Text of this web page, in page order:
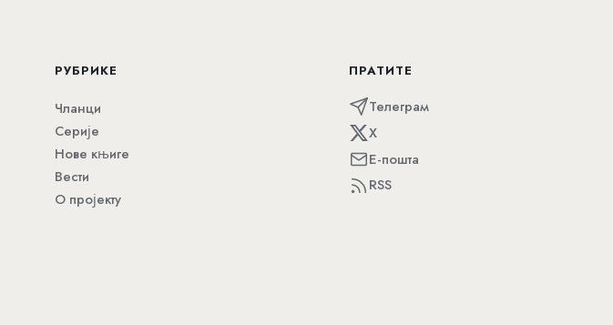
РУБРИКЕ
Чланци
Серије
Нове књиге
Вести
О пројекту
ПРАТИТЕ
Телеграм
X
Е-пошта
RSS